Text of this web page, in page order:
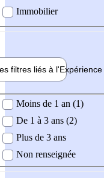
Immobilier
filtres liés à l'Expérience
demandée
Moins de 1 an (1)
De 1 à 3 ans (2)
Plus de 3 ans
Non renseignée